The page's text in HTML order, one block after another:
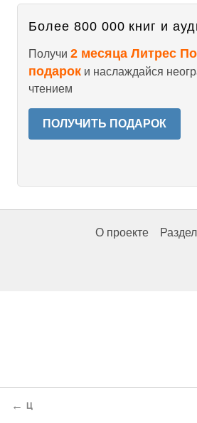
Более 800 000 книг и
Получи 2 месяца Литрес
подарок и наслаждайся
чтением
ПОЛУЧИТЬ ПОДАРОК
О проекте
← Ц